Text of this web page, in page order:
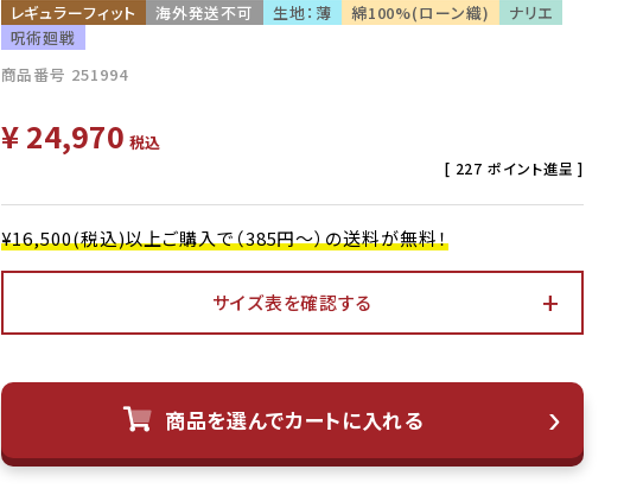
レギュラーフィット 海外発送不可 生地：薄 綿100%(ローン織)
ナリエ
呪術廻戦
商品番号 251994
¥ 24,970 税込
[ 227 ポイント進呈 ]
¥16,500(税込)以上ご購入で（385円～）の送料が無料！
サイズ表を確認する
商品を選んでカートに入れる